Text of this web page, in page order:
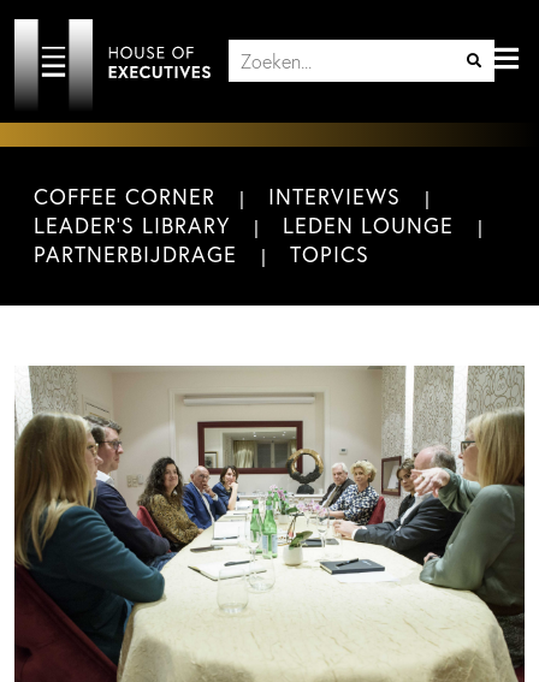
COFFEE CORNER
INTERVIEWS
LEADER'S LIBRARY
LEDEN LOUNGE
PARTNERBIJDRAGE
TOPICS